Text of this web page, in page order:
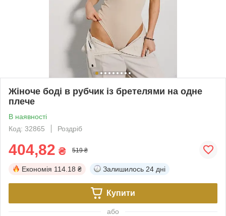
Жіноче боді в рубчик із бретелями на одне
плече
В наявності
Код: 32865
Роздріб
404,82 ₴ 519 ₴
Економія 114.18 ₴ Залишилось 24 дні
Купити
або